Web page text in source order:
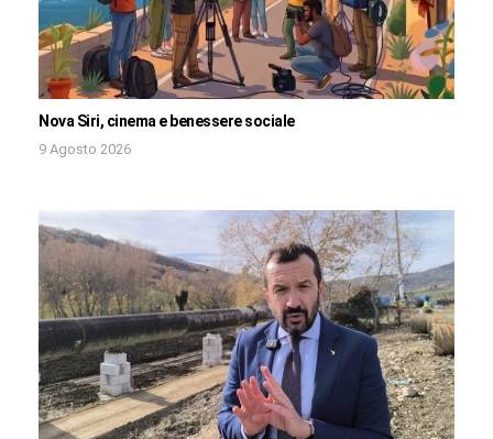
Nova Siri, cinema e benessere sociale
9 Agosto 2026